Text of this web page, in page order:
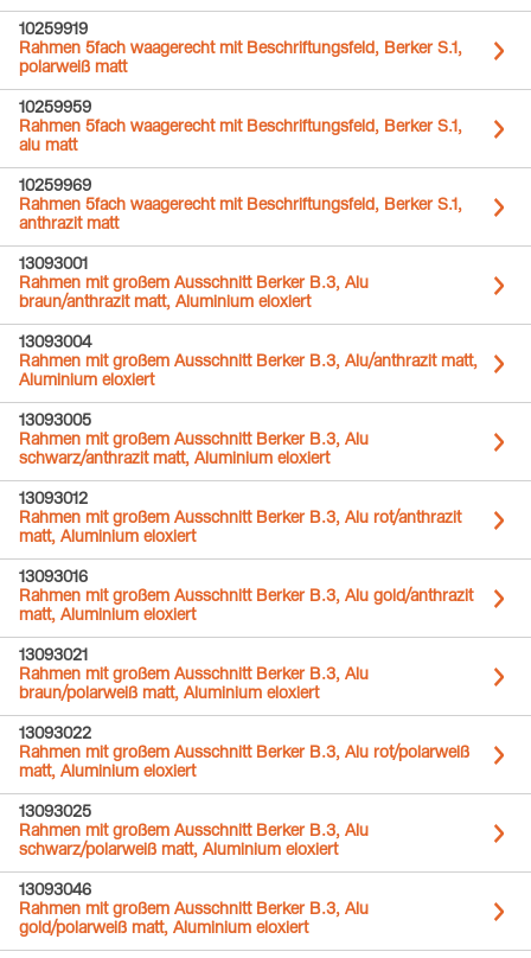
10259919
Rahmen 5fach waagerecht mit Beschriftungsfeld, Berker S.1,
polarweiß matt
10259959
Rahmen 5fach waagerecht mit Beschriftungsfeld, Berker S.1,
alu matt
10259969
Rahmen 5fach waagerecht mit Beschriftungsfeld, Berker S.1,
anthrazit matt
13093001
Rahmen mit großem Ausschnitt Berker B.3, Alu
braun/anthrazit matt, Aluminium eloxiert
13093004
Rahmen mit großem Ausschnitt Berker B.3, Alu/anthrazit matt,
Aluminium eloxiert
13093005
Rahmen mit großem Ausschnitt Berker B.3, Alu
schwarz/anthrazit matt, Aluminium eloxiert
13093012
Rahmen mit großem Ausschnitt Berker B.3, Alu rot/anthrazit
matt, Aluminium eloxiert
13093016
Rahmen mit großem Ausschnitt Berker B.3, Alu gold/anthrazit
matt, Aluminium eloxiert
13093021
Rahmen mit großem Ausschnitt Berker B.3, Alu
braun/polarweiß matt, Aluminium eloxiert
13093022
Rahmen mit großem Ausschnitt Berker B.3, Alu rot/polarweiß
matt, Aluminium eloxiert
13093025
Rahmen mit großem Ausschnitt Berker B.3, Alu
schwarz/polarweiß matt, Aluminium eloxiert
13093046
Rahmen mit großem Ausschnitt Berker B.3, Alu
gold/polarweiß matt, Aluminium eloxiert